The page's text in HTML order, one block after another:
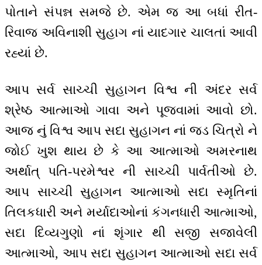
પોતાને સંપન્ન સમજે છે. એમ જ આ બધાં રીત-
રિવાજ અવિનાશી સુહાગ નાં યાદગાર ચાલતાં આવી
રહ્યાં છે.
આપ સર્વ સાચ્ચી સુહાગન વિશ્વ ની અંદર સર્વ
શ્રેષ્ઠ આત્માઓ ગાવા અને પૂજવામાં આવો છો.
આજ નું વિશ્વ આપ સદા સુહાગન નાં જડ ચિત્રો ને
જોઈ ખુશ થાય છે કે આ આત્માઓ અમરનાથ
અર્થાત્ પતિ-પરમેશ્વર ની સાચ્ચી પાર્વતીઓ છે.
આપ સાચ્ચી સુહાગન આત્માઓ સદા સ્મૃતિનાં
તિલકધારી અને મર્યાદાઓનાં કંગનધારી આત્માઓ,
સદા દિવ્યગુણો નાં શૃંગાર થી સજી સજાવેલી
આત્માઓ, આપ સદા સુહાગન આત્માઓ સદા સર્વ